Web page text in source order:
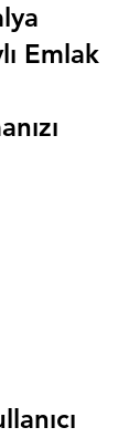
Emlak